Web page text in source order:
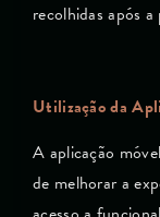
recolhidas após
Utilização da
A aplicação
de melhorar a